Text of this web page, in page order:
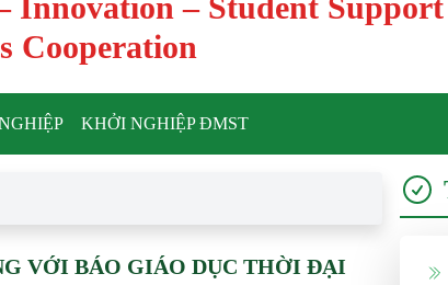
Cooperation
KHỞI NGHIỆP ĐMST
VỚI BÁO GIÁO DỤC THỜI ĐẠI